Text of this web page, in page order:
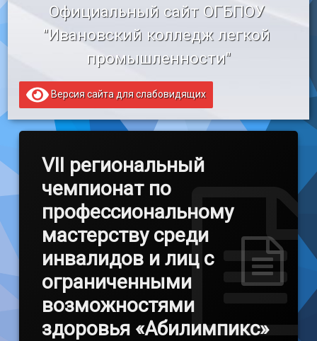
Образовательный кредит
Официальный сайт ОГБПОУ
"Ивановский колледж легкой
промышленности"
Версия сайта для слабовидящих
VII региональный
чемпионат по
профессиональному
мастерству среди
инвалидов и лиц с
ограниченными
возможностями
здоровья «Абилимпикс»